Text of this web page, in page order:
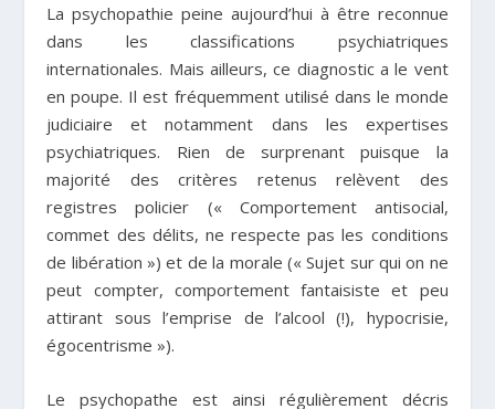
La psychopathie peine aujourd’hui à être reconnue
dans les classifications psychiatriques
internationales. Mais ailleurs, ce diagnostic a le vent
en poupe. Il est fréquemment utilisé dans le monde
judiciaire et notamment dans les expertises
psychiatriques. Rien de surprenant puisque la
majorité des critères retenus relèvent des
registres policier (« Comportement antisocial,
commet des délits, ne respecte pas les conditions
de libération ») et de la morale (« Sujet sur qui on ne
peut compter, comportement fantaisiste et peu
attirant sous l’emprise de l’alcool (!), hypocrisie,
égocentrisme »).
Le psychopathe est ainsi régulièrement décris